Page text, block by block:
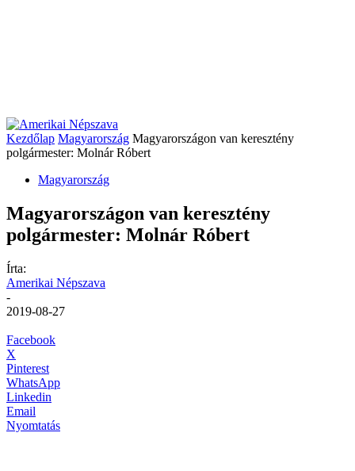
Kezdőlap Magyarország Magyarországon van keresztény
polgármester: Molnár Róbert
Magyarország
Magyarországon van keresztény
polgármester: Molnár Róbert
Írta:
Amerikai Népszava
-
2019-08-27
Facebook
X
Pinterest
WhatsApp
Linkedin
Email
Nyomtatás